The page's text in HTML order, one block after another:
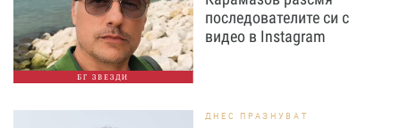
БГ ЗВЕЗДИ
последователите си с
видео в Instagram
ДНЕС ПРАЗНУВАТ